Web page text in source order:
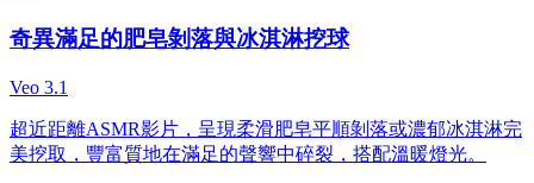
奇異滿足的肥皂剝落與冰淇淋挖球
Veo 3.1
超近距離ASMR影片，呈現柔滑肥皂平順剝落或濃郁冰淇淋完
美挖取，豐富質地在滿足的聲響中碎裂，搭配溫暖燈光。